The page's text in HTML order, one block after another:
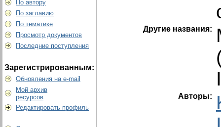
По автору
По заглавию
По тематике
Просмотр документов
Последние поступления
Зарегистрированным:
Обновления на e-mail
Мой архив
ресурсов
Редактировать профиль
Другие названия:
Авторы: